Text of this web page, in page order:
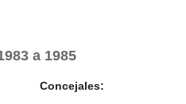
a 1985
Concejales: